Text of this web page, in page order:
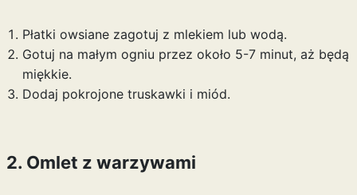
Płatki owsiane zagotuj z mlekiem lub wodą.
Gotuj na małym ogniu przez około 5-7 minut, aż będą
miękkie.
Dodaj pokrojone truskawki i miód.
2. Omlet z warzywami